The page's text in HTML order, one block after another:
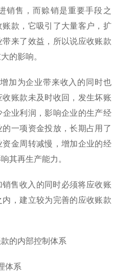
销售，而赊销是重要手段之
款，它吸引了大量客户，扩
来了效益，所以说应收账款
的影响。
加为企业带来收入的同时也
账款未及时收回，发生坏账
企业利润 ，影响企业的生产经
一项资金投放，长期占用了
金周转减慢，增加企业的经
其再生产能力。
销售收入的同时必须将应收账
，建立较为完善的应收账款
的内部控制体系
体系